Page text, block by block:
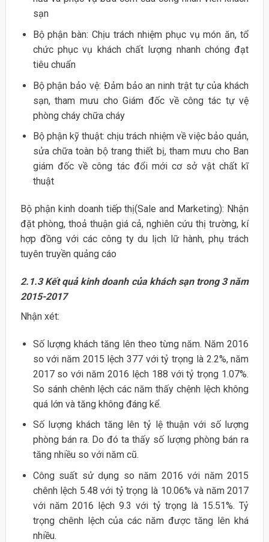
sạn
Bộ phận bàn: Chịu trách nhiệm phục vụ món ăn, tổ
chức phục vụ khách chất lượng nhanh chóng đạt
tiêu chuẩn
Bộ phận bảo vệ: Đảm bảo an ninh trật tự của khách
sạn, tham mưu cho Giám đốc về công tác tự vệ
phòng cháy chữa cháy
Bộ phận kỹ thuật: chịu trách nhiệm về việc bảo quản,
sửa chữa toàn bộ trang thiết bị, tham mưu cho Ban
giám đốc về công tác đổi mới cơ sở vật chất kĩ
thuật
Bộ phận kinh doanh tiếp thị(Sale and Marketing): Nhận
đặt phòng, thoả thuận giá cả, nghiên cứu thị trường, kí
hợp đồng với các công ty du lịch lữ hành, phụ trách
tuyên truyền quảng cáo
2.1.3 Kết quả kinh doanh của khách sạn trong 3 năm
2015-2017
Nhận xét:
Số lượng khách tăng lên theo từng năm. Năm 2016
so với năm 2015 lệch 377 với tỷ trọng là 2.2%, năm
2017 so với năm 2016 lệch 188 với tỷ trọng 1.07%.
So sánh chênh lệch các năm thấy chệnh lệch không
quá lớn và tăng không đáng kể.
Số lượng khách tăng lên tỷ lệ thuận với số lượng
phòng bán ra. Do đó ta thấy số lượng phòng bán ra
tăng nhiều so với năm cũ.
Công suất sử dụng so năm 2016 với năm 2015
chênh lệch 5.48 với tỷ trọng là 10.06% và năm 2017
với năm 2016 lệch 9.3 với tỷ trọng là 15.51%. Tỷ
trọng chênh lệch của các năm được tăng lên khá
nhiều.